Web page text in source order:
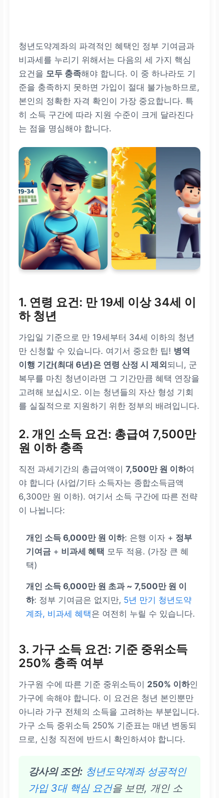
청년도약계좌의 파격적인 혜택인 정부 기여금과
비과세를 누리기 위해서는 다음의 세 가지 핵심
요건을 모두 충족해야 합니다. 이 중 하나라도 기
준을 충족하지 못하면 가입이 절대 불가능하므로,
본인의 정확한 자격 확인이 가장 중요합니다. 특
히 소득 구간에 따라 지원 수준이 크게 달라진다
는 점을 명심해야 합니다.
1. 연령 요건: 만 19세 이상 34세 이
하 청년
가입일 기준으로 만 19세부터 34세 이하의 청년
만 신청할 수 있습니다. 여기서 중요한 팁! 병역
이행 기간(최대 6년)은 연령 산정 시 제외 되니, 군
복무를 마친 청년이라면 그 기간만큼 혜택 연장을
고려해 보십시오. 이는 청년들의 자산 형성 기회
를 실질적으로 지원하기 위한 정부의 배려입니다.
2. 개인 소득 요건: 총급여 7,500만
원 이하 충족
직전 과세기간의 총급여액이7,500만 원 이하여
야 합니다 (사업/기타 소득자는 종합소득금액
6,300만 원 이하). 여기서 소득 구간에 따른 전략
이 나뉩니다:
개인 소득 6,000만 원 이하: 은행 이자 + 정부
기여금 + 비과세 혜택 모두 적용. (가장 큰 혜
택)
개인 소득 6,000만 원 초과 ~ 7,500만 원 이
하: 정부 기여금은 없지만, 5년 만기 청년도약
계좌, 비과세 혜택은 여전히 누릴 수 있습니다.
3. 가구 소득 요건: 기준 중위소득
250% 충족 여부
가구원 수에 따른 기준 중위소득이 250% 이하인
가구에 속해야 합니다. 이 요건은 청년 본인뿐만
아니라 가구 전체의 소득을 고려하는 부분입니다.
가구 소득 중위소득 250% 기준표는 매년 변동되
므로, 신청 직전에 반드시 확인하셔야 합니다.
강사의 조언: 청년도약계좌 성공적인
가입 3대 핵심 요건을 보면, 개인 소